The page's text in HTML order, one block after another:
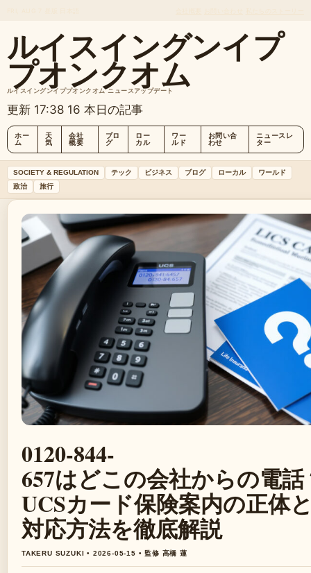
ルイスイングンイプ
プオンクオム
ルイスイングンイププオンクオム ニュースアップデート
更新 17:38 16 本日の記事
ホー
ム
天
気
会社
概要
ブロ
グ
ロー
カル
ワー
ルド
お問い合
わせ
ニュースレ
ター
SOCIETY & REGULATION テック ビジネス ブログ ローカル
ワールド
政治
旅行
0120-844-
657はどこの会社からの電話
UCSカード保険案内の正体
対応方法を徹底解説
TAKERU SUZUKI • 2026-05-15 • 監修 高橋 蓮